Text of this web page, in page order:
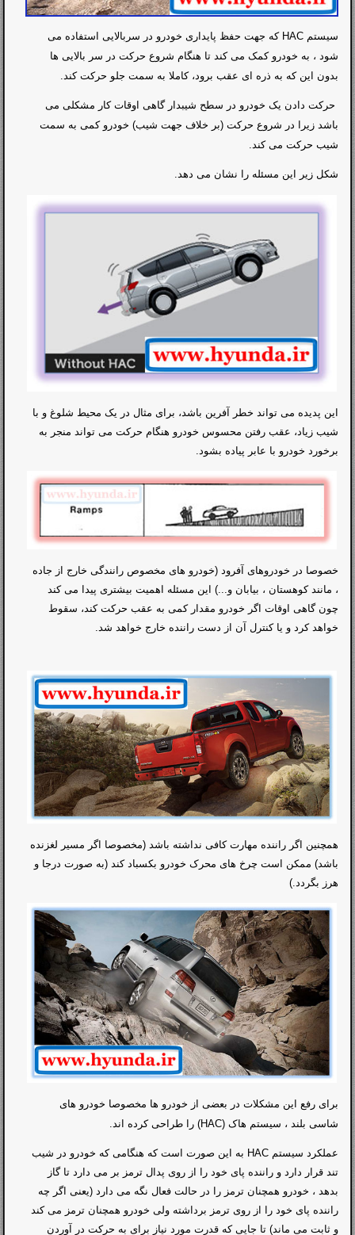
سیستمHAC که جهت حفظ پایداری خودرو در سربالایی استفاده می
شود ، به خودرو کمک می کند تا هنگام شروع حرکت در سر بالایی ها
بدون این که به ذره ای عقب برود، کاملا به سمت جلو حرکت کند.
حرکت دادن یک خودرو در سطح شیبدار گاهی اوقات کار مشکلی می
باشد زیرا در شروع حرکت (بر خلاف جهت شیب) خودرو کمی به سمت
شیب حرکت می کند.
شکل زیر این مسئله را نشان می دهد.
این پدیده می تواند خطر آفرین باشد، برای مثال در یک محیط شلوغ و با
شیب زیاد، عقب رفتن محسوس خودرو هنگام حرکت می تواند منجر به
برخورد خودرو با عابر پیاده بشود.
خصوصا در خودروهای آفرود (خودرو های مخصوص رانندگی خارج از جاده
، مانند کوهستان ، بیابان و...) این مسئله اهمیت بیشتری پیدا می کند
چون گاهی اوقات اگر خودرو مقدار کمی به عقب حرکت کند، سقوط
خواهد کرد و یا کنترل آن از دست راننده خارج خواهد شد.
همچنین اگر راننده مهارت کافی نداشته باشد (مخصوصا اگر مسیر لغزنده
باشد) ممکن است چرخ های محرک خودرو بکسباد کند (به صورت درجا و
هرز بگردد.)
برای رفع این مشکلات در بعضی از خودرو ها مخصوصا خودرو های
شاسی بلند ، سیستم هاک (HAC) را طراحی کرده اند.
عملکرد سیستم HAC به این صورت است که هنگامی که خودرو در شیب
تند قرار دارد و راننده پای خود را از روی پدال ترمز بر می دارد تا گاز
بدهد ، خودرو همچنان ترمز را در حالت فعال نگه می دارد (یعنی اگر چه
راننده پای خود را از روی ترمز برداشته ولی خودرو همچنان ترمز می کند
و ثابت می ماند) تا جایی که قدرت مورد نیاز برای به حرکت در آوردن